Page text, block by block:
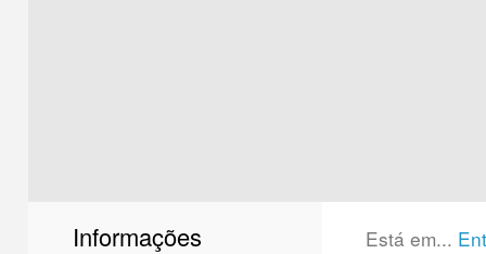
Informações Está em...